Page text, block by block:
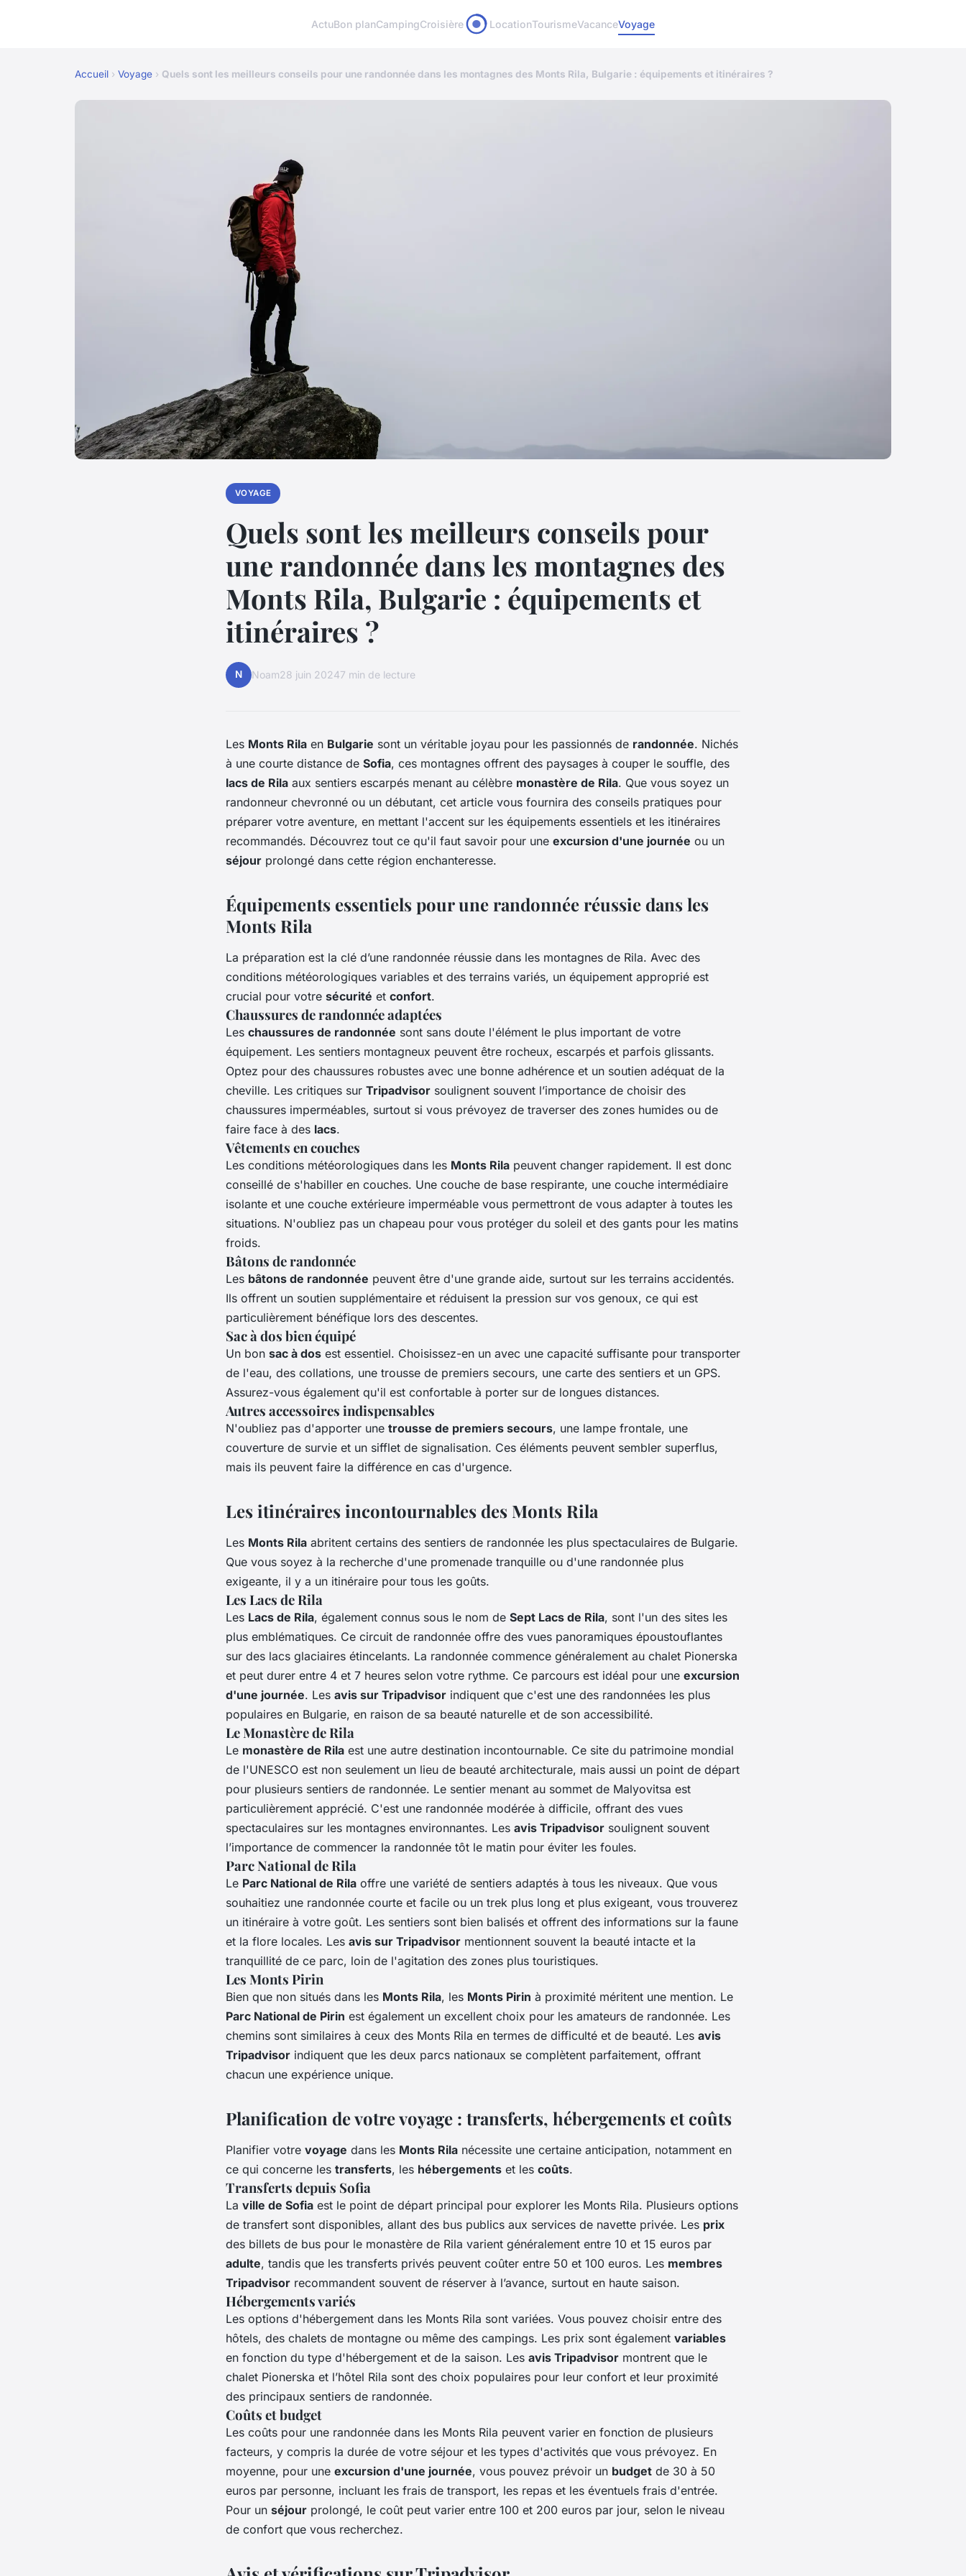
ActuBon planCampingCroisière LocationTourismeVacanceVoyage
Accueil › Voyage › Quels sont les meilleurs conseils pour une randonnée dans les montagnes des Monts Rila, Bulgarie : équipements et itinéraires ?
VOYAGE
Quels sont les meilleurs conseils pour
une randonnée dans les montagnes des
Monts Rila, Bulgarie : équipements et
itinéraires ?
N Noam28 juin 20247 min de lecture
Les Monts Rila en Bulgarie sont un véritable joyau pour les passionnés de randonnée. Nichés
à une courte distance de Sofia, ces montagnes offrent des paysages à couper le souffle, des
lacs de Rila aux sentiers escarpés menant au célèbre monastère de Rila. Que vous soyez un
randonneur chevronné ou un débutant, cet article vous fournira des conseils pratiques pour
préparer votre aventure, en mettant l'accent sur les équipements essentiels et les itinéraires
recommandés. Découvrez tout ce qu'il faut savoir pour une excursion d'une journée ou un
séjour prolongé dans cette région enchanteresse.
Équipements essentiels pour une randonnée réussie dans les
Monts Rila
La préparation est la clé d’une randonnée réussie dans les montagnes de Rila. Avec des
conditions météorologiques variables et des terrains variés, un équipement approprié est
crucial pour votre sécurité et confort.
Chaussures de randonnée adaptées
Les chaussures de randonnée sont sans doute l'élément le plus important de votre
équipement. Les sentiers montagneux peuvent être rocheux, escarpés et parfois glissants.
Optez pour des chaussures robustes avec une bonne adhérence et un soutien adéquat de la
cheville. Les critiques sur Tripadvisor soulignent souvent l’importance de choisir des
chaussures imperméables, surtout si vous prévoyez de traverser des zones humides ou de
faire face à des lacs.
Vêtements en couches
Les conditions météorologiques dans les Monts Rila peuvent changer rapidement. Il est donc
conseillé de s'habiller en couches. Une couche de base respirante, une couche intermédiaire
isolante et une couche extérieure imperméable vous permettront de vous adapter à toutes les
situations. N'oubliez pas un chapeau pour vous protéger du soleil et des gants pour les matins
froids.
Bâtons de randonnée
Les bâtons de randonnée peuvent être d'une grande aide, surtout sur les terrains accidentés.
Ils offrent un soutien supplémentaire et réduisent la pression sur vos genoux, ce qui est
particulièrement bénéfique lors des descentes.
Sac à dos bien équipé
Un bon sac à dos est essentiel. Choisissez-en un avec une capacité suffisante pour transporter
de l'eau, des collations, une trousse de premiers secours, une carte des sentiers et un GPS.
Assurez-vous également qu'il est confortable à porter sur de longues distances.
Autres accessoires indispensables
N'oubliez pas d'apporter une trousse de premiers secours, une lampe frontale, une
couverture de survie et un sifflet de signalisation. Ces éléments peuvent sembler superflus,
mais ils peuvent faire la différence en cas d'urgence.
Les itinéraires incontournables des Monts Rila
Les Monts Rila abritent certains des sentiers de randonnée les plus spectaculaires de Bulgarie.
Que vous soyez à la recherche d'une promenade tranquille ou d'une randonnée plus
exigeante, il y a un itinéraire pour tous les goûts.
Les Lacs de Rila
Les Lacs de Rila, également connus sous le nom de Sept Lacs de Rila, sont l'un des sites les
plus emblématiques. Ce circuit de randonnée offre des vues panoramiques époustouflantes
sur des lacs glaciaires étincelants. La randonnée commence généralement au chalet Pionerska
et peut durer entre 4 et 7 heures selon votre rythme. Ce parcours est idéal pour une excursion
d'une journée. Les avis sur Tripadvisor indiquent que c'est une des randonnées les plus
populaires en Bulgarie, en raison de sa beauté naturelle et de son accessibilité.
Le Monastère de Rila
Le monastère de Rila est une autre destination incontournable. Ce site du patrimoine mondial
de l'UNESCO est non seulement un lieu de beauté architecturale, mais aussi un point de départ
pour plusieurs sentiers de randonnée. Le sentier menant au sommet de Malyovitsa est
particulièrement apprécié. C'est une randonnée modérée à difficile, offrant des vues
spectaculaires sur les montagnes environnantes. Les avis Tripadvisor soulignent souvent
l’importance de commencer la randonnée tôt le matin pour éviter les foules.
Parc National de Rila
Le Parc National de Rila offre une variété de sentiers adaptés à tous les niveaux. Que vous
souhaitiez une randonnée courte et facile ou un trek plus long et plus exigeant, vous trouverez
un itinéraire à votre goût. Les sentiers sont bien balisés et offrent des informations sur la faune
et la flore locales. Les avis sur Tripadvisor mentionnent souvent la beauté intacte et la
tranquillité de ce parc, loin de l'agitation des zones plus touristiques.
Les Monts Pirin
Bien que non situés dans les Monts Rila, les Monts Pirin à proximité méritent une mention. Le
Parc National de Pirin est également un excellent choix pour les amateurs de randonnée. Les
chemins sont similaires à ceux des Monts Rila en termes de difficulté et de beauté. Les avis
Tripadvisor indiquent que les deux parcs nationaux se complètent parfaitement, offrant
chacun une expérience unique.
Planification de votre voyage : transferts, hébergements et coûts
Planifier votre voyage dans les Monts Rila nécessite une certaine anticipation, notamment en
ce qui concerne les transferts, les hébergements et les coûts.
Transferts depuis Sofia
La ville de Sofia est le point de départ principal pour explorer les Monts Rila. Plusieurs options
de transfert sont disponibles, allant des bus publics aux services de navette privée. Les prix
des billets de bus pour le monastère de Rila varient généralement entre 10 et 15 euros par
adulte, tandis que les transferts privés peuvent coûter entre 50 et 100 euros. Les membres
Tripadvisor recommandent souvent de réserver à l’avance, surtout en haute saison.
Hébergements variés
Les options d'hébergement dans les Monts Rila sont variées. Vous pouvez choisir entre des
hôtels, des chalets de montagne ou même des campings. Les prix sont également variables
en fonction du type d'hébergement et de la saison. Les avis Tripadvisor montrent que le
chalet Pionerska et l’hôtel Rila sont des choix populaires pour leur confort et leur proximité
des principaux sentiers de randonnée.
Coûts et budget
Les coûts pour une randonnée dans les Monts Rila peuvent varier en fonction de plusieurs
facteurs, y compris la durée de votre séjour et les types d'activités que vous prévoyez. En
moyenne, pour une excursion d'une journée, vous pouvez prévoir un budget de 30 à 50
euros par personne, incluant les frais de transport, les repas et les éventuels frais d'entrée.
Pour un séjour prolongé, le coût peut varier entre 100 et 200 euros par jour, selon le niveau
de confort que vous recherchez.